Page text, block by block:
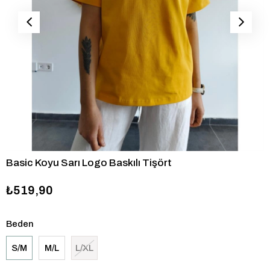
Basic Koyu Sarı Logo Baskılı Tişört
₺519,90
Beden
S/M M/L L/XL